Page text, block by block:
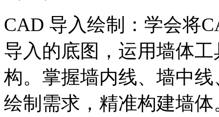
CAD 导入绘制：学会将
导入的底图，运用墙体
构。掌握墙内线、墙中
绘制需求，精准构建墙体